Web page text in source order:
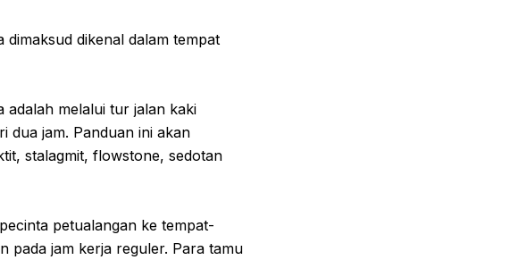
dimaksud dikenal dalam tempat
adalah melalui tur jalan kaki
dua jam. Panduan ini akan
stalagmit, flowstone, sedotan
petualangan ke tempat-
pada jam kerja reguler. Para tamu